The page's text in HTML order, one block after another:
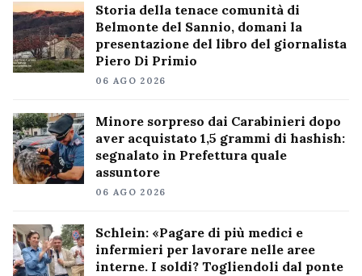
Storia della tenace comunità di
Belmonte del Sannio, domani la
presentazione del libro del giornalista
Piero Di Primio
06 AGO 2026
Minore sorpreso dai Carabinieri dopo
aver acquistato 1,5 grammi di hashish:
segnalato in Prefettura quale
assuntore
06 AGO 2026
Schlein: «Pagare di più medici e
infermieri per lavorare nelle aree
interne. I soldi? Togliendoli dal ponte